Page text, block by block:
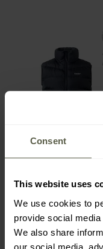
Consent
This website uses
We use cookies to
provide social
We also share
our social media,
953 Kč